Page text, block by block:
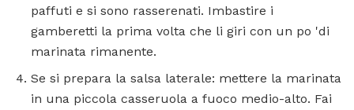
paffuti e si sono rasserenati. Imbastire i
gamberetti la prima volta che li giri con un po 'di
marinata rimanente.
Se si prepara la salsa laterale: mettere la marinata
in una piccola casseruola a fuoco medio-alto. Fai